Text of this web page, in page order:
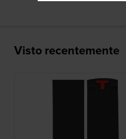
Visto recentemente